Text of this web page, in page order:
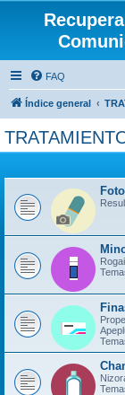
FAQ
Índice general